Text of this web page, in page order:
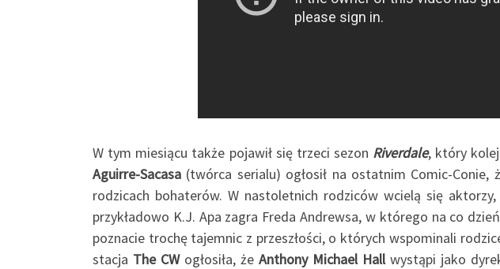
W tym miesiącu także pojawił się trzeci sezon Riverdale, który
Aguirre-Sacasa (twórca serialu) ogłosił na ostatnim Comic-
rodzicach bohaterów. W nastoletnich rodziców wcielą się
przykładowo K.J. Apa zagra Freda Andrewsa, w którego na co
poznacie trochę tajemnic z przeszłości, o których wspominali
stacja The CWogłosiła, że Anthony Michael Hallwystąpi jako